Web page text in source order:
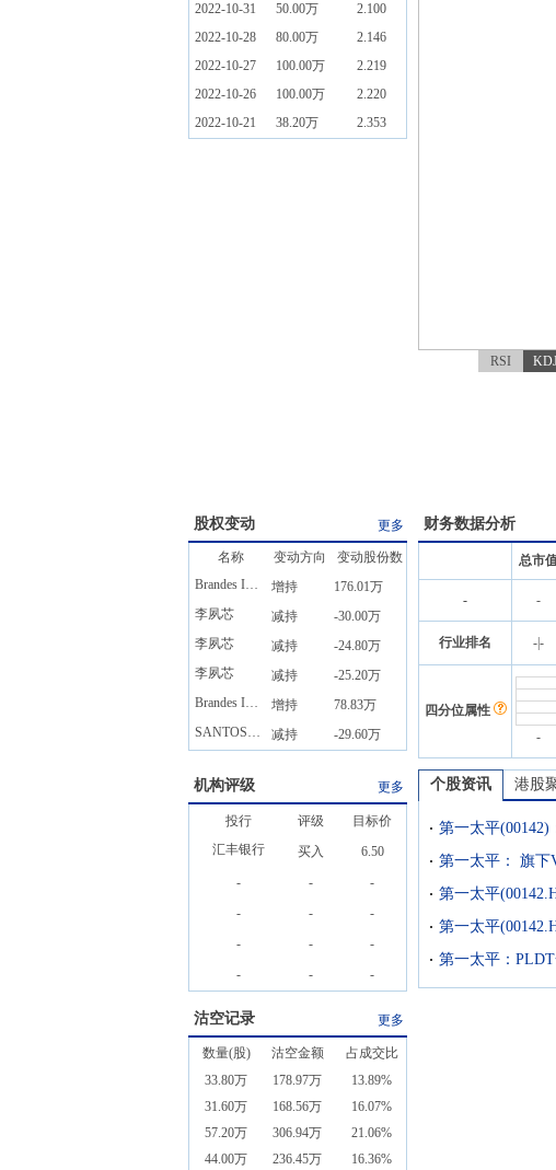
2022-10-31
50.00万
2.100
2022-10-28
80.00万
2.146
2022-10-27
100.00万
2.219
2022-10-26
100.00万
2.220
2022-10-21
38.20万 2.353
RSI
股权变动 更多
名称 变动方向
变动股份数
Brandes Investment Partners,L.P.
增持
176.01万
李夙芯
减持
-30.00万
李夙芯
减持
-24.80万
李夙芯
减持
-25.20万
Brandes Investment Partners,L.P.
增持
78.83万
SANTOSO BENNY SETIAWAN
减持 -29.60万
财务数据分析
总市
- -
行业排名 --
四分位属性
-
机构评级 更多
投行 评级
目标价
汇丰银行
买入
6.50
-
-
-
-
-
-
-
-
-
-
- -
个股资讯 港股
第一太平： 旗下
沽空记录 更多
数量(股) 沽空金额
占成交比
33.80万
178.97万
13.89%
31.60万
168.56万
16.07%
57.20万
306.94万
21.06%
44.00万
236.45万
16.36%